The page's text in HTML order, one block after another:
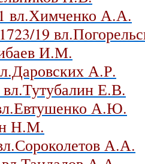
вл.Химченко А.А.
19
И.М.
А.Р.
Е.В.
А.Ю.
Н.М.
А.А.